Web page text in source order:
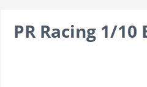
PR Racing 1/